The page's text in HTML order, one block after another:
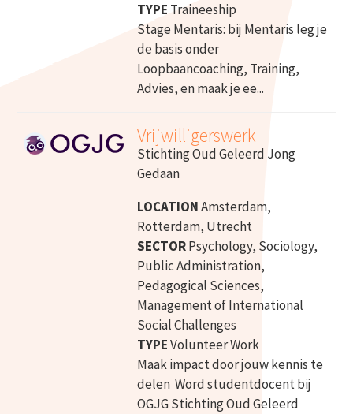
TYPE Traineeship
Stage Mentaris: bij Mentaris leg je
de basis onder
Loopbaancoaching, Training,
Advies, en maak je ee...
Vrijwilligerswerk
Stichting Oud Geleerd Jong
Gedaan
LOCATIONAmsterdam,
Rotterdam, Utrecht
SECTORPsychology, Sociology,
Public Administration,
Pedagogical Sciences,
Management of International
Social Challenges
TYPEVolunteer Work
Maak impact door jouw kennis te
delen Word studentdocent bij
OGJG Stichting Oud Geleerd